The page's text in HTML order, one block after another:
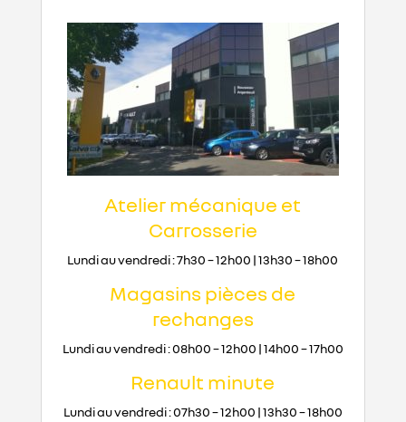
Atelier mécanique et
Carrosserie
Lundi au vendredi : 7h30–12h00 | 13h30–18h00
Magasins pièces de
rechanges
Lundi au vendredi : 08h00–12h00 | 14h00–17h00
Renault minute
Lundi au vendredi : 07h30–12h00 | 13h30–18h00